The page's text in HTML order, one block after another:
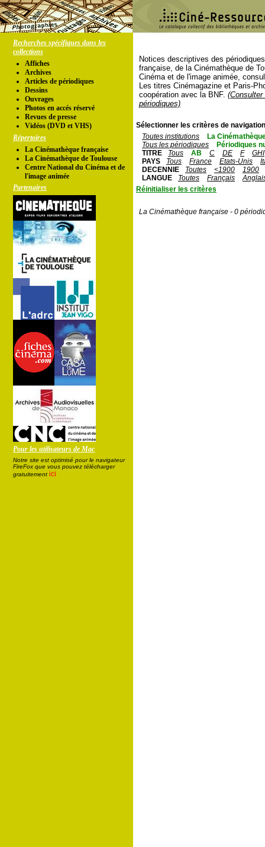
Recherches spécifiques dans les
collections
Affiches
Archives
Articles de périodiques
Dessins
Ouvrages
Photos en accés réservé
Revues de presse
Vidéos (DVD et VHS)
Répertoires
La Cinémathèque française
La Cinémathèque de Toulouse
Centre National du Cinéma et de
l'image animée
Partenaires
Pour les utilisateurs de Mac
Notre site est optimisé pour le navigateur
FireFox que vous pouvez télécharger
gratuitement ici
Notices descriptives des
française, de la Cinémathèque de
Cinéma et de l'image animée,
Les titres Cinémagazine et Paris-
coopération avec la BNF.
périodiques)
Sélectionner les critères de
Toutes institutions
La
Tous les périodiques
Périodiques
TITRE
Tous AB C DE F
GHI
PAYS
Tous France Etats-Unis
DECENNIE
Toutes <1900
1900
LANGUE
Toutes Français
Réinitialiser les critères
La Cinémathèque française - 0